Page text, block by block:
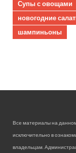
Супы с овощами
новогодние
шампиньоны
Все материалы на данном
исключительно в
владельцам.